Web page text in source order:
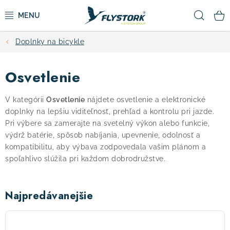
na
CYKLISTIKA
ZIMNÉ ŠPORTY
KOLOBEŽKY
OBLEČENIE A TOPÁNKY
DOPLNKY
CAMPING
Doplnky na bicykle
Osvetlenie
V kategórii Osvetlenie nájdete osvetlenie a elektronické
doplnky na lepšiu viditeľnosť, prehľad a kontrolu pri jazde.
Pri výbere sa zamerajte na svetelný výkon alebo funkcie,
výdrž batérie, spôsob nabíjania, upevnenie, odolnosť a
kompatibilitu, aby výbava zodpovedala vašim plánom a
spoľahlivo slúžila pri každom dobrodružstve.
Najpredávanejšie